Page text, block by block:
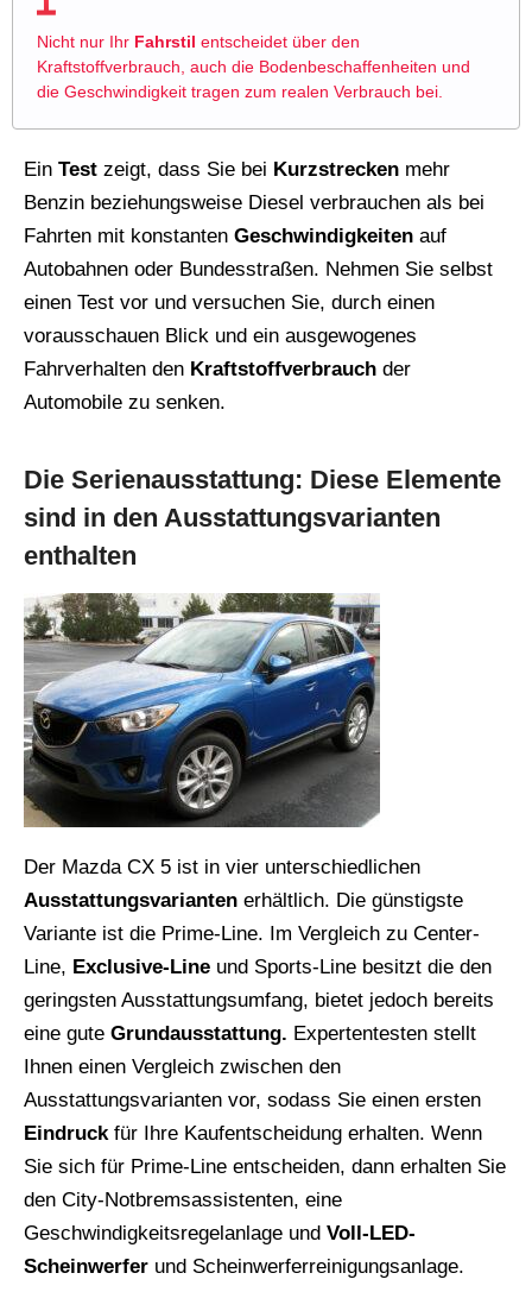
Nicht nur Ihr Fahrstil entscheidet über den
Kraftstoffverbrauch, auch die Bodenbeschaffenheiten und
die Geschwindigkeit tragen zum realen Verbrauch bei.
Ein Test zeigt, dass Sie bei Kurzstrecken mehr
Benzin beziehungsweise Diesel verbrauchen als bei
Fahrten mit konstanten Geschwindigkeiten auf
Autobahnen oder Bundesstraßen. Nehmen Sie selbst
einen Test vor und versuchen Sie, durch einen
vorausschauen Blick und ein ausgewogenes
Fahrverhalten den Kraftstoffverbrauch der
Automobile zu senken.
Die Serienausstattung: Diese Elemente
sind in den Ausstattungsvarianten
enthalten
Der Mazda CX 5 ist in vier unterschiedlichen
Ausstattungsvarianten erhältlich. Die günstigste
Variante ist die Prime-Line. Im Vergleich zu Center-
Line, Exclusive-Line und Sports-Line besitzt die den
geringsten Ausstattungsumfang, bietet jedoch bereits
eine gute Grundausstattung. Expertentesten stellt
Ihnen einen Vergleich zwischen den
Ausstattungsvarianten vor, sodass Sie einen ersten
Eindruck für Ihre Kaufentscheidung erhalten. Wenn
Sie sich für Prime-Line entscheiden, dann erhalten Sie
den City-Notbremsassistenten, eine
Geschwindigkeitsregelanlage und Voll-LED-
Scheinwerfer und Scheinwerferreinigungsanlage.